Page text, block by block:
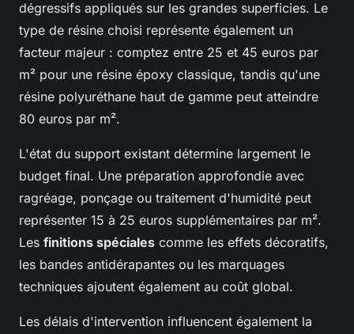
dégressifs appliqués sur les grandes superficies. Le
type de résine choisi représente également un
facteur majeur : comptez entre 25 et 45 euros par
m² pour une résine époxy classique, tandis qu'une
résine polyuréthane haut de gamme peut atteindre
80 euros par m².
L'état du support existant détermine largement le
budget final. Une préparation approfondie avec
ragréage, ponçage ou traitement d'humidité peut
représenter 15 à 25 euros supplémentaires par m².
Les finitions spéciales comme les effets décoratifs,
les bandes antidérapantes ou les marquages
techniques ajoutent également au coût global.
Les délais d'intervention influencent également la